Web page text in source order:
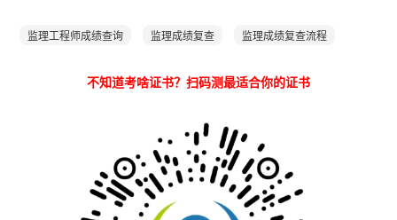
监理工程师成绩查询 监理成绩复查 监理成绩复查流程
不知道考啥证书？扫码测最适合你的证书